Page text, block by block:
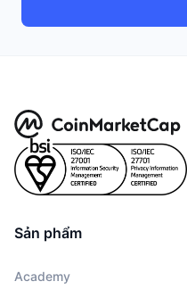
Sản phẩm
Academy